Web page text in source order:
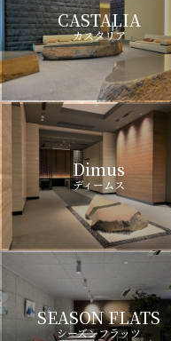
CASTALIA
カスタリア
Dimus
ディームス
SEASON FLATS
シーズンフラッツ